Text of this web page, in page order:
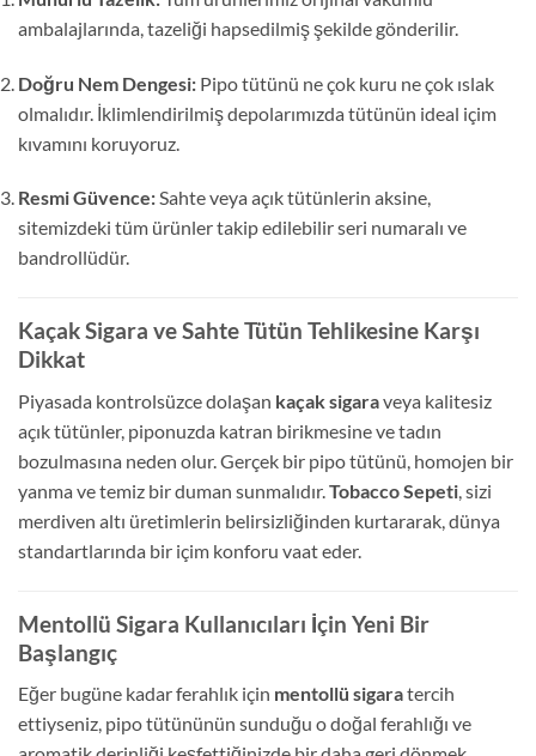
ambalajlarında, tazeliği hapsedilmiş şekilde gönderilir.
Doğru Nem Dengesi: Pipo tütünü ne çok kuru ne çok ıslak
olmalıdır. İklimlendirilmiş depolarımızda tütünün ideal içim
kıvamını koruyoruz.
Resmi Güvence:Sahte veya açık tütünlerin aksine,
sitemizdeki tüm ürünler takip edilebilir seri numaralı ve
bandrollüdür.
Kaçak Sigara ve Sahte Tütün Tehlikesine Karşı
Dikkat
Piyasada kontrolsüzce dolaşan kaçak sigaraveya kalitesiz
açık tütünler, piponuzda katran birikmesine ve tadın
bozulmasına neden olur. Gerçek bir pipo tütünü, homojen bir
yanma ve temiz bir duman sunmalıdır.Tobacco Sepeti, sizi
merdiven altı üretimlerin belirsizliğinden kurtararak, dünya
standartlarında bir içim konforu vaat eder.
Mentollü Sigara Kullanıcıları İçin Yeni Bir
Başlangıç
Eğer bugüne kadar ferahlık için mentollü sigaratercih
ettiyseniz, pipo tütününün sunduğu o doğal ferahlığı ve